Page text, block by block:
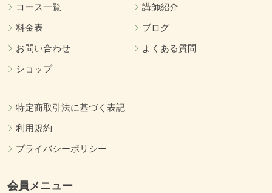
コース一覧
講師紹介
料金表
ブログ
お問い合わせ
よくある質問
ショップ
特定商取引法に基づく表記
利用規約
プライバシーポリシー
会員メニュー